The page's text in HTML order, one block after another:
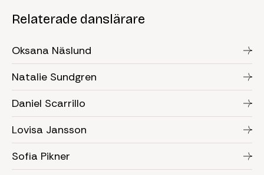
Relaterade danslärare
Oksana Näslund
Natalie Sundgren
Daniel Scarrillo
Lovisa Jansson
Sofia Pikner